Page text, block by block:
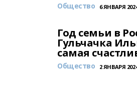
Общество 6 ЯНВАРЯ
Год семьи в
Гульчачка
самая
Общество 2 ЯНВАРЯ